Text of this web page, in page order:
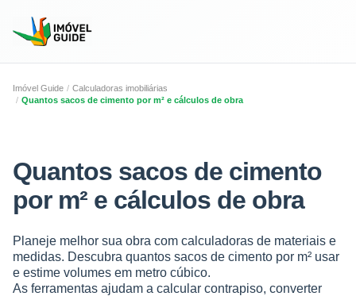
Imóvel Guide
Calculadoras imobiliárias
Quantos sacos de cimento por m² e cálculos de obra
Quantos sacos de cimento
por m² e cálculos de obra
Planeje melhor sua obra com calculadoras de materiais e
medidas. Descubra quantos sacos de cimento por m² usar
e estime volumes em metro cúbico.
As ferramentas ajudam a calcular contrapiso, converter